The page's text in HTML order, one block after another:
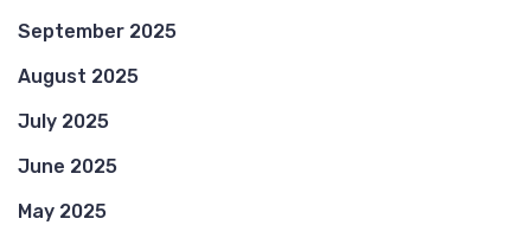
September 2025
August 2025
July 2025
June 2025
May 2025